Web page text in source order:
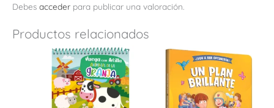
Debes acceder para publicar una valoración.
Productos relacionados